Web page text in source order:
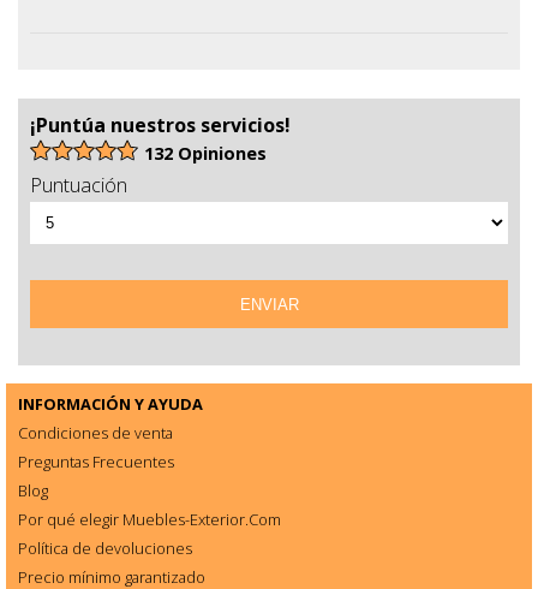
¡Puntúa nuestros servicios!
132 Opiniones
Puntuación
INFORMACIÓN Y AYUDA
Condiciones de venta
Preguntas Frecuentes
Blog
Por qué elegir Muebles-Exterior.Com
Política de devoluciones
Precio mínimo garantizado